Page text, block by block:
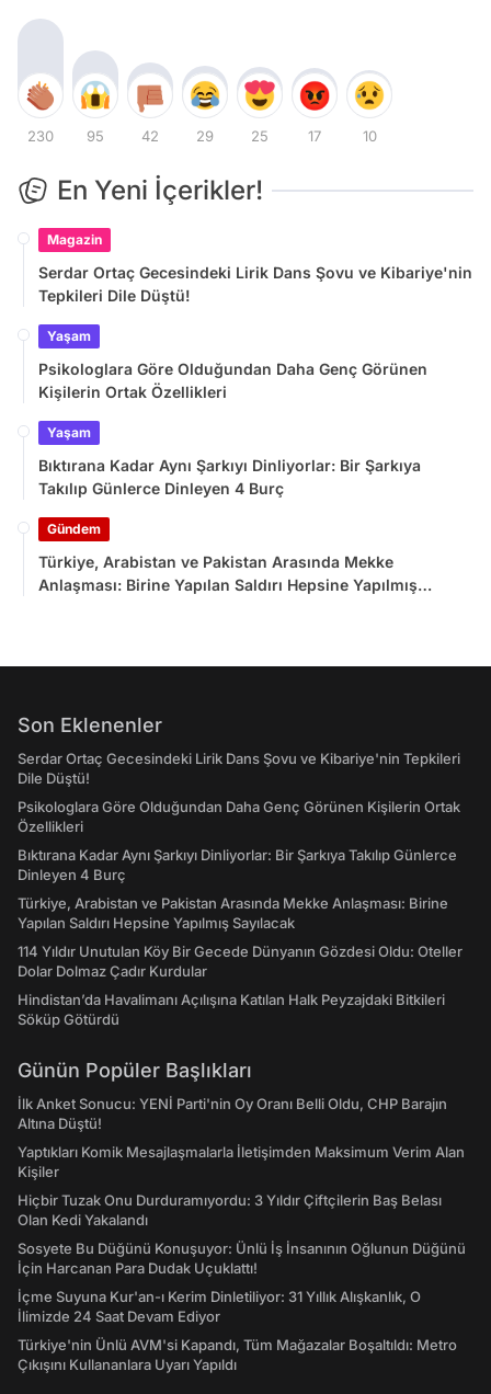
230 95 42 29 25 17 10
En Yeni İçerikler!
Magazin
Serdar Ortaç Gecesindeki Lirik Dans Şovu ve Kibariye'nin
Tepkileri Dile Düştü!
Yaşam
Psikologlara Göre Olduğundan Daha Genç Görünen
Kişilerin Ortak Özellikleri
Yaşam
Bıktırana Kadar Aynı Şarkıyı Dinliyorlar: Bir Şarkıya
Takılıp Günlerce Dinleyen 4 Burç
Gündem
Türkiye, Arabistan ve Pakistan Arasında Mekke
Anlaşması: Birine Yapılan Saldırı Hepsine Yapılmış
Son Eklenenler
Serdar Ortaç Gecesindeki Lirik Dans Şovu ve Kibariye'nin Tepkileri
Dile Düştü!
Psikologlara Göre Olduğundan Daha Genç Görünen Kişilerin Ortak
Özellikleri
Bıktırana Kadar Aynı Şarkıyı Dinliyorlar: Bir Şarkıya Takılıp Günlerce
Dinleyen 4 Burç
Türkiye, Arabistan ve Pakistan Arasında Mekke Anlaşması: Birine
Yapılan Saldırı Hepsine Yapılmış Sayılacak
114 Yıldır Unutulan Köy Bir Gecede Dünyanın Gözdesi Oldu: Oteller
Dolar Dolmaz Çadır Kurdular
Hindistan’da Havalimanı Açılışına Katılan Halk Peyzajdaki Bitkileri
Söküp Götürdü
Günün Popüler Başlıkları
İlk Anket Sonucu: YENİ Parti'nin Oy Oranı Belli Oldu, CHP Barajın
Altına Düştü!
Yaptıkları Komik Mesajlaşmalarla İletişimden Maksimum Verim Alan
Kişiler
Hiçbir Tuzak Onu Durduramıyordu: 3 Yıldır Çiftçilerin Baş Belası
Olan Kedi Yakalandı
Sosyete Bu Düğünü Konuşuyor: Ünlü İş İnsanının Oğlunun Düğünü
İçin Harcanan Para Dudak Uçuklattı!
İçme Suyuna Kur'an-ı Kerim Dinletiliyor: 31 Yıllık Alışkanlık, O
İlimizde 24 Saat Devam Ediyor
Türkiye'nin Ünlü AVM'si Kapandı, Tüm Mağazalar Boşaltıldı: Metro
Çıkışını Kullananlara Uyarı Yapıldı